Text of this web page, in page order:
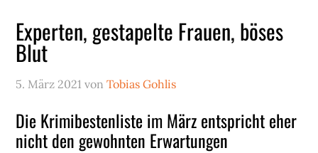
Experten, gestapelte Frauen, böses
Blut
5. März 2021 vonTobias Gohlis
Die Krimibestenliste im März entspricht eher
nicht den gewohnten Erwartungen